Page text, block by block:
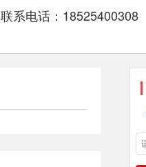
联系电话：18525400308